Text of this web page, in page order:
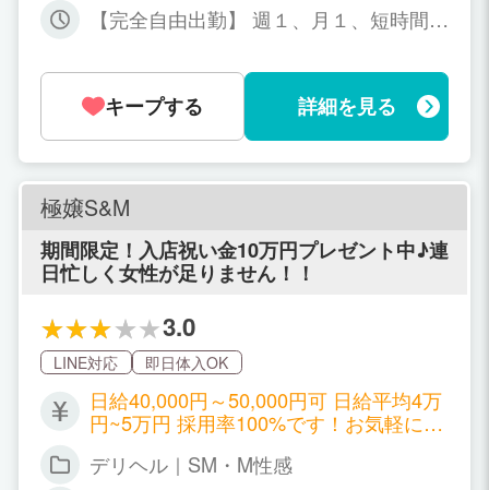
【完全自由出勤】 週１、月１、短時間で
キープする 詳細を見る
極嬢S&M
期間限定！入店祝い金10万円プレゼント中♪連
日忙しく女性が足りません！！
3.0
LINE対応 即日体入OK
日給40,000円～50,000円可 日給平均4万
円~5万円 採用率100%です！お気軽にご
デリヘル｜SM・M性感